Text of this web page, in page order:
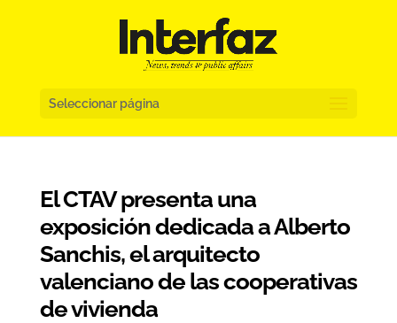
Seleccionar página
El CTAV presenta una
exposición dedicada a Alberto
Sanchis, el arquitecto
valenciano de las cooperativas
de vivienda